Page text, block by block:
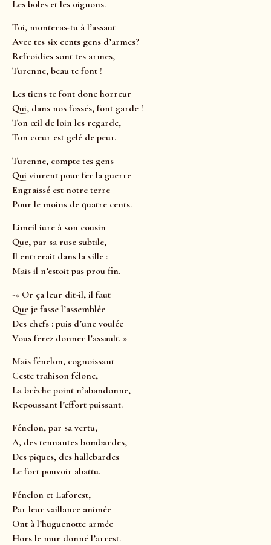
Les boles et les oignons.
Toi, monteras-tu à l’assaut
Avec tes six cents gens d’armes?
Refroidies sont tes armes,
Turenne, beau te font !
Les tiens te font donc horreur
Qui, dans nos fossés, font garde !
Ton œil de loin les regarde,
Ton cœur est gelé de peur.
Turenne, compte tes gens
Qui vinrent pour fer la guerre
Engraissé est notre terre
Pour le moins de quatre cents.
Limeil iure à son cousin
Que, par sa ruse subtile,
Il entrerait dans la ville :
Mais il n’estoit pas prou fin.
-« Or ça leur dit-il, il faut
Que je fasse l’assemblée
Des chefs : puis d’une voulée
Vous ferez donner l’assault. »
Mais fénelon, cognoissant
Ceste trahison félone,
La brèche point n’abandonne,
Repoussant l’effort puissant.
Fénelon, par sa vertu,
A, des tennantes bombardes,
Des piques, des hallebardes
Le fort pouvoir abattu.
Fénelon et Laforest,
Par leur vaillance animée
Ont à l’huguenotte armée
Hors le mur donné l’arrest.